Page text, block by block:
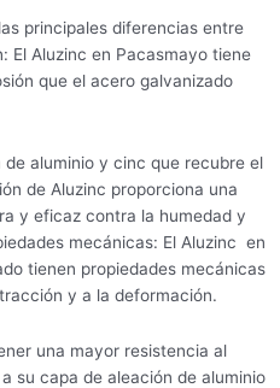
principales diferencias entre
El Aluzinc en Pacasmayo tiene
que el acero galvanizado
aluminio y cinc que recubre el
de Aluzinc proporciona una
y eficaz contra la humedad y
mecánicas: El Aluzinc en
tienen propiedades mecánicas
y a la deformación.
una mayor resistencia al
su capa de aleación de aluminio